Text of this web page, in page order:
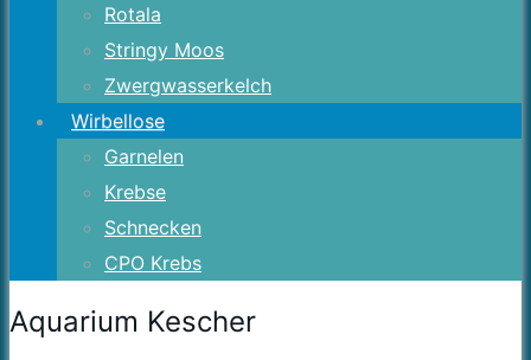
Rotala
Stringy Moos
Zwergwasserkelch
Wirbellose
Garnelen
Krebse
Schnecken
CPO Krebs
Aquarium Kescher